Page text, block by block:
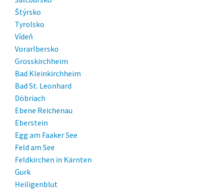
Štýrsko
Tyrolsko
Vídeň
Vorarlbersko
Grosskirchheim
Bad Kleinkirchheim
Bad St. Leonhard
Döbriach
Ebene Reichenau
Eberstein
Egg am Faaker See
Feld am See
Feldkirchen in Kärnten
Gurk
Heiligenblut